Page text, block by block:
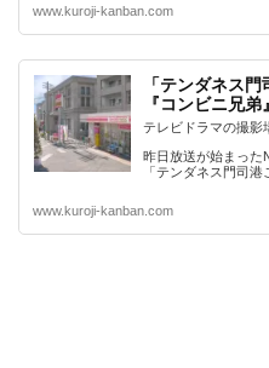
www.kuroji-kanban.com
「テンダネス
『コンビニ兄弟
テレビドラマの撮影
昨日放送が始まった
「テンダネス門司
www.kuroji-kanban.com